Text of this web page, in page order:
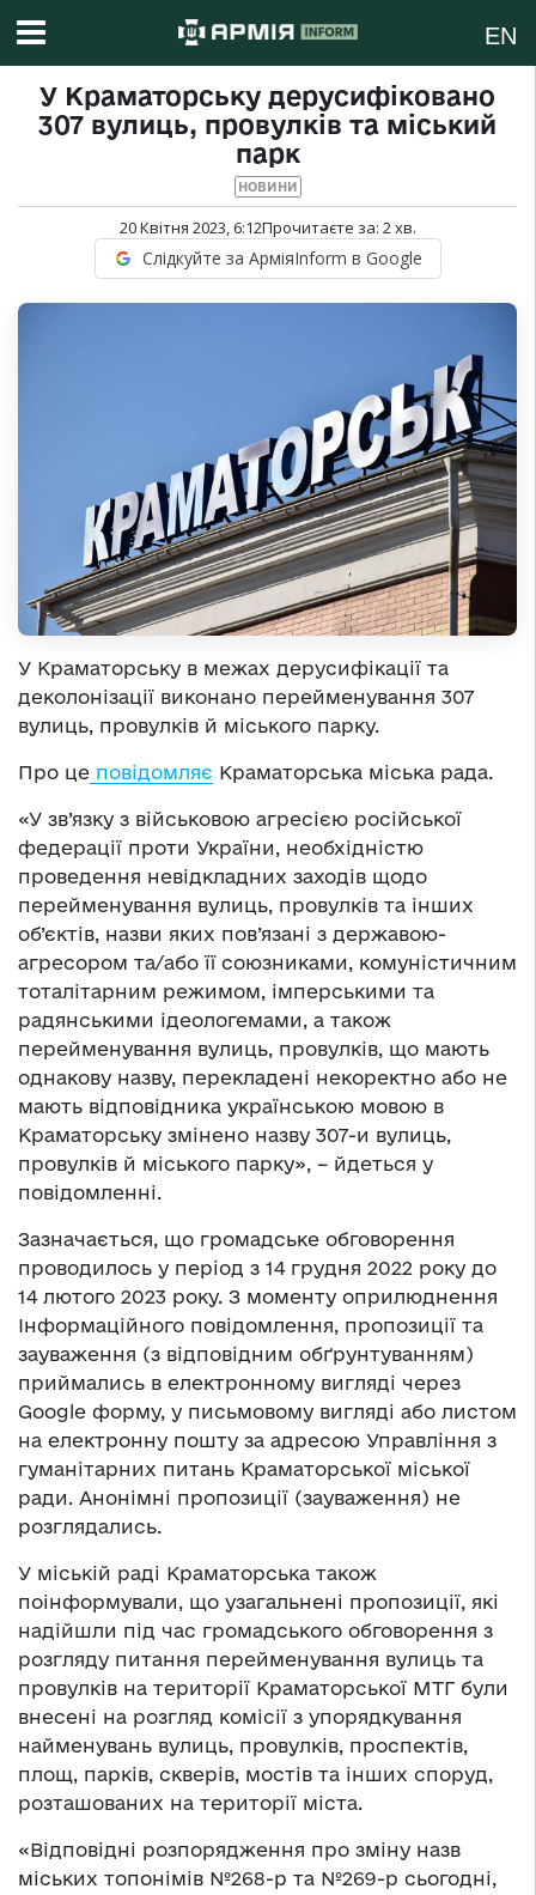
EN
У Краматорську дерусифіковано
307 вулиць, провулків та міський
парк
НОВИНИ
20 Квітня 2023, 6:12Прочитаєте за: 2хв.
Слідкуйте за АрміяInform в Google
У Краматорську в межах дерусифікації та
деколонізації виконано перейменування 307
вулиць, провулків й міського парку.
Про це повідомляє Краматорська міська рада.
«У зв’язку з військовою агресією російської
федерації проти України, необхідністю
проведення невідкладних заходів щодо
перейменування вулиць, провулків та інших
об’єктів, назви яких пов’язані з державою-
агресором та/або її союзниками, комуністичним
тоталітарним режимом, імперськими та
радянськими ідеологемами, а також
перейменування вулиць, провулків, що мають
однакову назву, перекладені некоректно або не
мають відповідника українською мовою в
Краматорську змінено назву 307-и вулиць,
провулків й міського парку», – йдеться у
повідомленні.
Зазначається, що громадське обговорення
проводилось у період з 14 грудня 2022 року до
14 лютого 2023 року. З моменту оприлюднення
Інформаційного повідомлення, пропозиції та
зауваження (з відповідним обґрунтуванням)
приймались в електронному вигляді через
Google форму, у письмовому вигляді або листом
на електронну пошту за адресою Управління з
гуманітарних питань Краматорської міської
ради. Анонімні пропозиції (зауваження) не
розглядались.
У міській раді Краматорська також
поінформували, що узагальнені пропозиції, які
надійшли під час громадського обговорення з
розгляду питання перейменування вулиць та
провулків на території Краматорської МТГ були
внесені на розгляд комісії з упорядкування
найменувань вулиць, провулків, проспектів,
площ, парків, скверів, мостів та інших споруд,
розташованих на території міста.
«Відповідні розпорядження про зміну назв
міських топонімів №268-р та №269-р сьогодні,